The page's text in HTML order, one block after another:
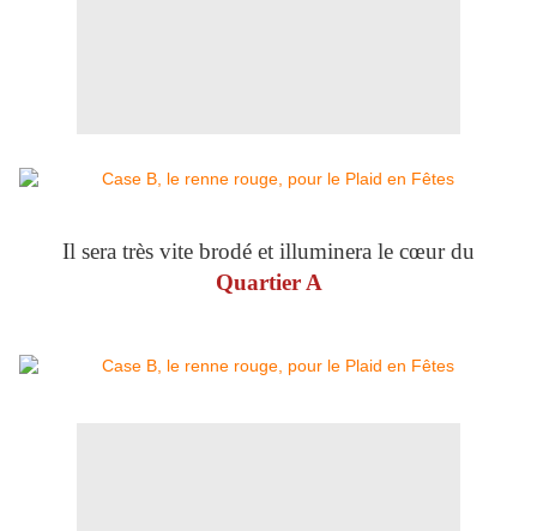
Il sera très vite brodé et illuminera le cœur du
Quartier A